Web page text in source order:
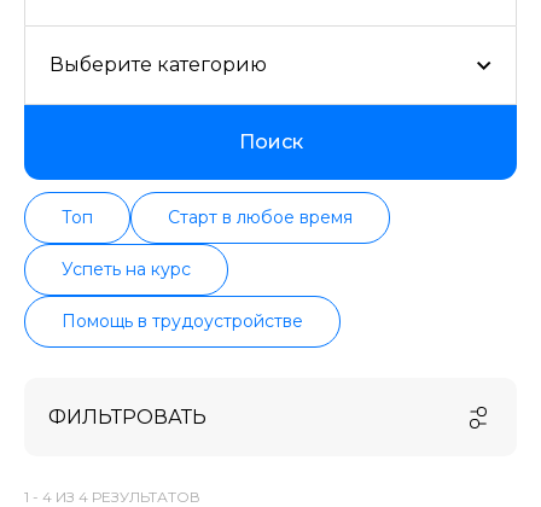
Выберите категорию
Поиск
Топ Старт в любое время
Успеть на курс
Помощь в трудоустройстве
ФИЛЬТРОВАТЬ
1 - 4 ИЗ 4 РЕЗУЛЬТАТОВ